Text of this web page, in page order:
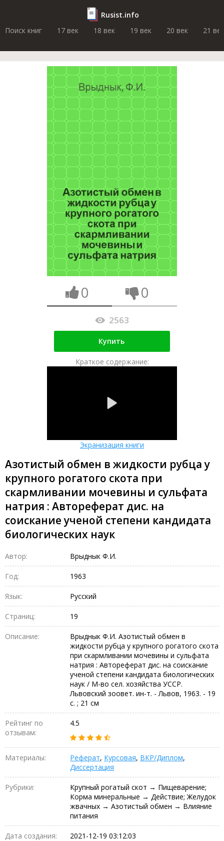
Rusist.info
Поиск книг
17 век 18 век 19 век 20 век 21 век
0 0
2563
Купить
Краткое содержание:
Экранизация книги
Азотистый обмен в жидкости рубца у
крупного рогатого скота при
скармливании мочевины и сульфата
натрия : Автореферат дис. на
соискание ученой степени кандидата
биологических наук
Автор: Врыднык Ф.И.
Год: 1963
Язык: Русский
Страниц: 19
Описание:
Врыднык Ф.И. Азотистый обмен в
жидкости рубца у крупного рогатого скота
при скармливании мочевины и сульфата
натрия : Автореферат дис. на соискание
ученой степени кандидата биологических
наук / М-во сел. хозяйства УССР.
Львовский зоовет. ин-т. - Львов, 1963. - 19
с. ; 21 см
Рейтинг по
отзывам:
4.5
Материалы: Реферат, Курсовая, ВКР/Диплом,
Диссертация
Рубрики:
Крупный рогатый скот → Пищеварение;
Корма минеральные → Действие; Желудок
жвачных → Азотистый обмен → Влияние
питания
Дата создания: 2021-12-19 03:12:03